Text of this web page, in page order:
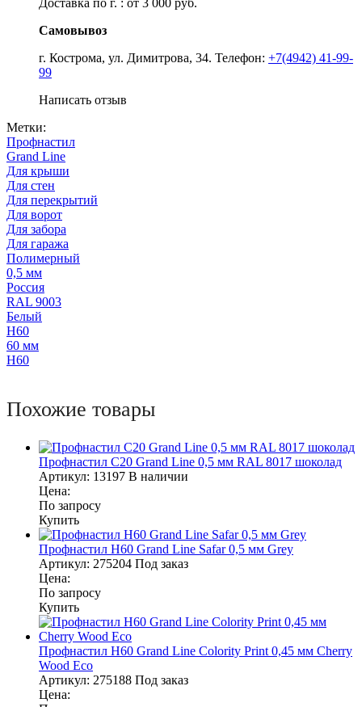
Самовывоз
г. Кострома, ул. Димитрова, 34. Телефон: +7(4942) 41-99-
99
Написать отзыв
Метки:
Профнастил
Grand Line
Для крыши
Для стен
Для перекрытий
Для ворот
Для забора
Для гаража
Полимерный
0,5 мм
Россия
RAL 9003
Белый
Н60
60 мм
Н60
Похожие товары
Профнастил С20 Grand Line 0,5 мм RAL 8017 шоколад
Артикул: 13197 В наличии
Цена:
По запросу
Купить
Профнастил Н60 Grand Line Safar 0,5 мм Grey
Артикул: 275204 Под заказ
Цена:
По запросу
Купить
Профнастил Н60 Grand Line Colority Print 0,45 мм Cherry
Wood Eco
Артикул: 275188 Под заказ
Цена: